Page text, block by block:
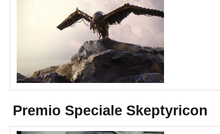
Premio Speciale Skeptyricon